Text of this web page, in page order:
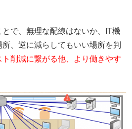
で、無理な配線はないか、IT機
、逆に減らしてもいい場所を判
ト削減に繋がる他、より働きやす